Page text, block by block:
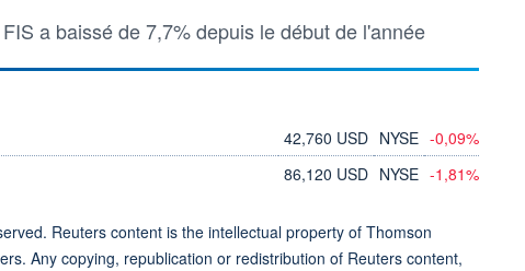
a baissé de 7,7% depuis le début de l'année
42,760 USD NYSE -0,09%
86,120 USD NYSE -1,81%
Reuters content is the intellectual property of Thomson
Any copying, republication or redistribution of Reuters content,